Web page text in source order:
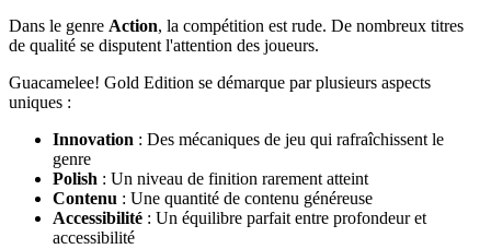
Dans le genre Action, la compétition est rude. De nombreux titres
de qualité se disputent l'attention des joueurs.
Guacamelee! Gold Edition se démarque par plusieurs aspects
uniques :
Innovation : Des mécaniques de jeu qui rafraîchissent le
genre
Polish : Un niveau de finition rarement atteint
Contenu : Une quantité de contenu généreuse
Accessibilité : Un équilibre parfait entre profondeur et
accessibilité